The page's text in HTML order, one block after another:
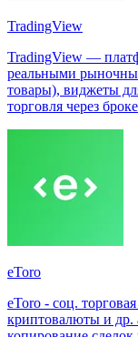
TradingView
TradingView —
реальными
товары), виджеты
торговля через
eToro
eToro - соц.
криптовалюты и др.